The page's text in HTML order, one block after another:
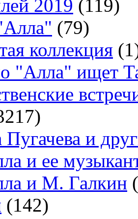
2019 (119)
(79)
коллекция
"Алла" ищет
Пугачева и
и ее
и М. Галкин
(142)